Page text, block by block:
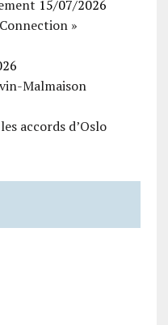
15/07/2026
»
Malmaison
accords d’Oslo